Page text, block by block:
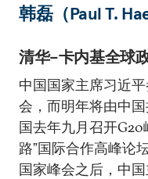
韩磊（Paul T.
清华–卡内基全球
中国国家主席习近
会，而明年将由中
国去年九月召开
路”国际合作高峰论
国家峰会之后，中